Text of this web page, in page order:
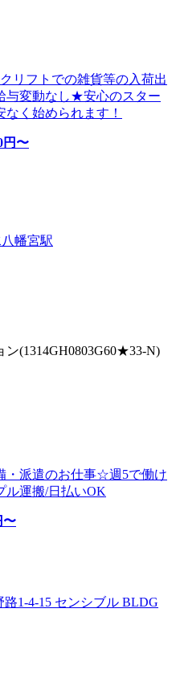
リフトでの雑貨等の入荷出
与変動なし★安心のスター
なく始められます！
円〜
幡宮駅
(1314GH0803G60★33-N)
・派遣のお仕事☆週5で働け
ル運搬/日払いOK
〜
1-4-15 センシブル BLDG